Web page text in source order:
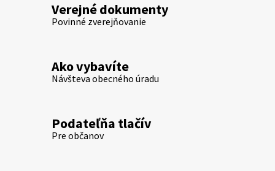
Verejné dokumenty
Povinné zverejňovanie
Ako vybavíte
Návšteva obecného úradu
Podateľňa tlačív
Pre občanov